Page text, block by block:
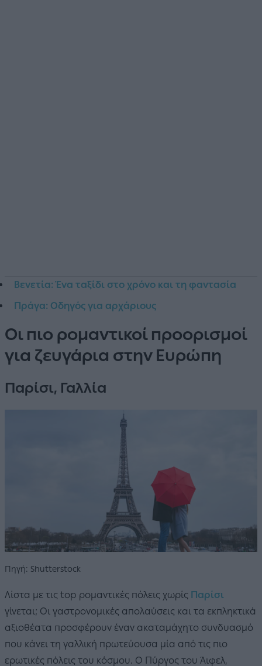
Βενετία: Ένα ταξίδι στο χρόνο και τη φαντασία
Πράγα: Οδηγός για αρχάριους
Οι πιο ρομαντικοί προορισμοί
για ζευγάρια στην Ευρώπη
Παρίσι, Γαλλία
Πηγή: Shutterstock
Λίστα με τις top ρομαντικές πόλεις χωρίς Παρίσι
γίνεται; Οι γαστρονομικές απολαύσεις και τα εκπληκτικά
αξιοθέατα προσφέρουν έναν ακαταμάχητο συνδυασμό
που κάνει τη γαλλική πρωτεύουσα μία από τις πιο
ερωτικές πόλεις του κόσμου. Ο Πύργος του Άιφελ,